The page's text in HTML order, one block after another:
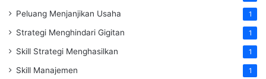
Peluang Menjanjikan Usaha 1
Strategi Menghindari Gigitan 1
Skill Strategi Menghasilkan 1
Skill Manajemen 1